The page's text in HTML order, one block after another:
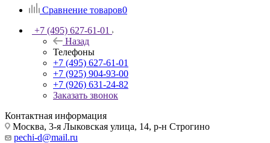
Сравнение товаров0
+7 (495) 627-61-01
Назад
Телефоны
+7 (495) 627-61-01
+7 (925) 904-93-00
+7 (926) 631-24-82
Заказать звонок
Контактная информация
Москва, 3-я Лыковская улица, 14, р-н Строгино
pechi-d@mail.ru